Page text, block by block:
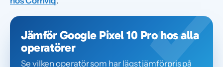
Jämför Google Pixel 10 Pro hos alla
operatörer
Se vilken operatör som har lägst jämförpris på